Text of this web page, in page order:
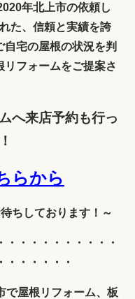
年北上市の依頼し
た、信頼と実績を誇
自宅の屋根の状況を判
リフォームをご提案さ
へ来店予約も行っ
らから
ちしております！～
・・・・・・・・・・
・・・・・・
で屋根リフォーム、板